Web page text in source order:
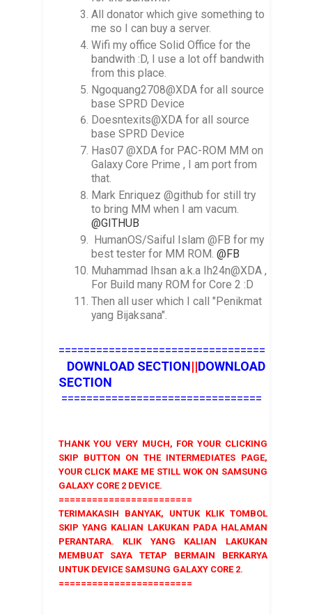
All donator which give something to
me so I can buy a server.
Wifi my office Solid Office for the
bandwith :D, I use a lot off bandwith
from this place.
Ngoquang2708@XDA for all source
base SPRD Device
Doesntexits@XDA for all source
base SPRD Device
Has07 @XDA for PAC-ROM MM on
Galaxy Core Prime , I am port from
that.
Mark Enriquez @github for still try
to bring MM when I am vacum.
@GITHUB
HumanOS/Saiful Islam @FB for my
best tester for MM ROM.@FB
Muhammad Ihsan a.k.a Ih24n@XDA ,
For Build many ROM for Core 2 :D
Then all user which I call "Penikmat
yang Bijaksana".
=================================
DOWNLOAD SECTION||DOWNLOAD
SECTION
================================
THANK YOU VERY MUCH, FOR YOUR CLICKING
SKIP BUTTON ON THE INTERMEDIATES PAGE,
YOUR CLICK MAKE ME STILL WOK ON SAMSUNG
GALAXY CORE 2 DEVICE.
========================
TERIMAKASIH BANYAK, UNTUK KLIK TOMBOL
SKIP YANG KALIAN LAKUKAN PADA HALAMAN
PERANTARA. KLIK YANG KALIAN LAKUKAN
MEMBUAT SAYA TETAP BERMAIN BERKARYA
UNTUK DEVICE SAMSUNG GALAXY CORE 2.
========================